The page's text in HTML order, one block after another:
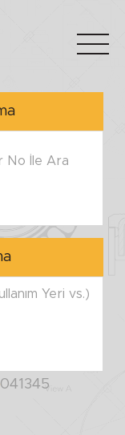
katalog
No İle Ara
Yeri vs.)
041345